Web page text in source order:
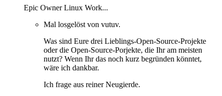
Epic Owner Linux Work...
Mal losgelöst von vutuv.
Was sind Eure drei Lieblings-Open-Source-Projekte
oder die Open-Source-Porjekte, die Ihr am meisten
nutzt? Wenn Ihr das noch kurz begründen könntet,
wäre ich dankbar.
Ich frage aus reiner Neugierde.